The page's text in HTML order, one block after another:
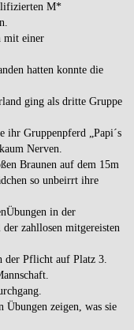
M*
mit einer
hatten konnte die
ging als dritte Gruppe
ihr Gruppenpferd „Papi´s
Nerven.
Braunen auf dem 15m
so unbeirrt ihre
in der
zahllosen mitgereisten
der Pflicht auf Platz 3.
zeigen, was sie